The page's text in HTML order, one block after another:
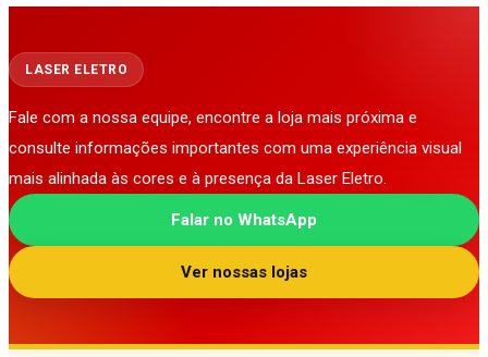
LASER ELETRO
Fale com a nossa equipe, encontre a loja mais próxima e
consulte informações importantes com uma experiência visual
mais alinhada às cores e à presença da Laser Eletro.
Falar no WhatsApp
Ver nossas lojas